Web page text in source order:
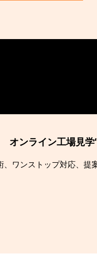
オンライン工場見学
ワンストップ対応、提